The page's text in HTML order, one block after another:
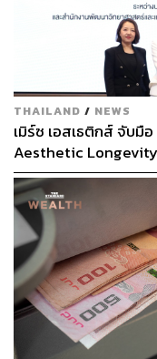
THAILAND / NEWS
เมิร์ซ เอสเธติกส์ จับมื
Aesthetic Longevity
[PR NEWS]